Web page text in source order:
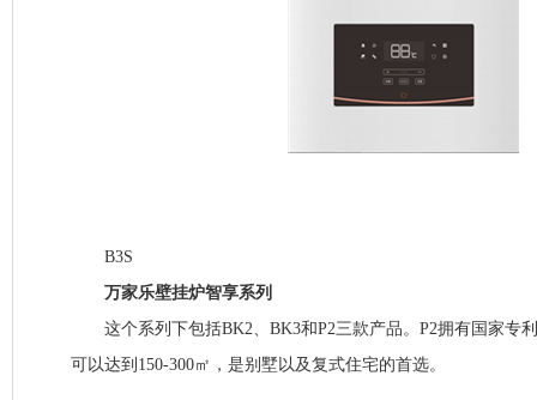
B3S
万家乐壁挂炉智享系列
这个系列下包括BK2、BK3和P2三款产品。P2拥有国家专
可以达到150-300㎡，是别墅以及复式住宅的首选。